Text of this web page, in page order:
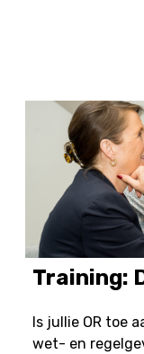
Training:
Is jullie OR toe
wet- en